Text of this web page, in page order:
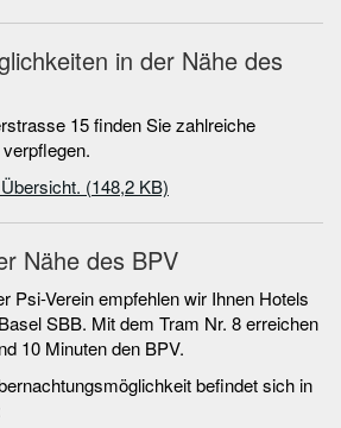
in der Nähe des
15 finden Sie zahlreiche
(148,2 KB)
Nähe des BPV
Psi-Verein empfehlen wir Ihnen Hotels
SBB. Mit dem Tram Nr. 8 erreichen
10 Minuten den BPV.
befindet sich in